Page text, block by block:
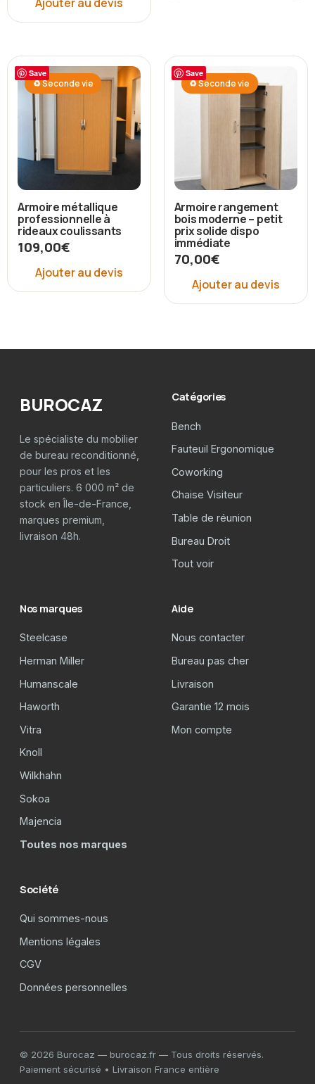
Save
♻ Seconde vie
Armoire métallique
professionnelle à
rideaux coulissants
109,00€
Ajouter au devis
Save
♻ Seconde vie
Armoire rangement
bois moderne – petit
prix solide dispo
immédiate
70,00€
Ajouter au devis
BUROCAZ
Le spécialiste du mobilier
de bureau reconditionné,
pour les pros et les
particuliers. 6 000 m² de
stock en Île-de-France,
marques premium,
livraison 48h.
Catégories
Bench
Fauteuil Ergonomique
Coworking
Chaise Visiteur
Table de réunion
Bureau Droit
Tout voir
Nos marques
Steelcase
Herman Miller
Humanscale
Haworth
Vitra
Knoll
Wilkhahn
Sokoa
Majencia
Toutes nos marques
Aide
Nous contacter
Bureau pas cher
Livraison
Garantie 12 mois
Mon compte
Société
Qui sommes-nous
Mentions légales
CGV
Données personnelles
© 2026 Burocaz — burocaz.fr — Tous droits réservés.
Paiement sécurisé • Livraison France entière